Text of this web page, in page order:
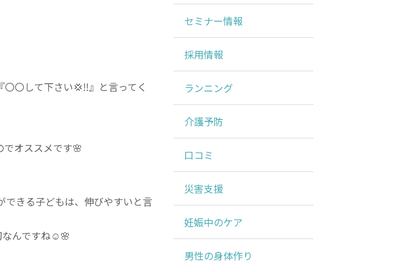
〇して下さい💢‼️』と言ってく
オススメです🌸
できる子どもは、伸びやすいと言
なんですね☺️🌸
セミナー情報
採用情報
ランニング
介護予防
口コミ
災害支援
妊娠中のケア
男性の身体作り